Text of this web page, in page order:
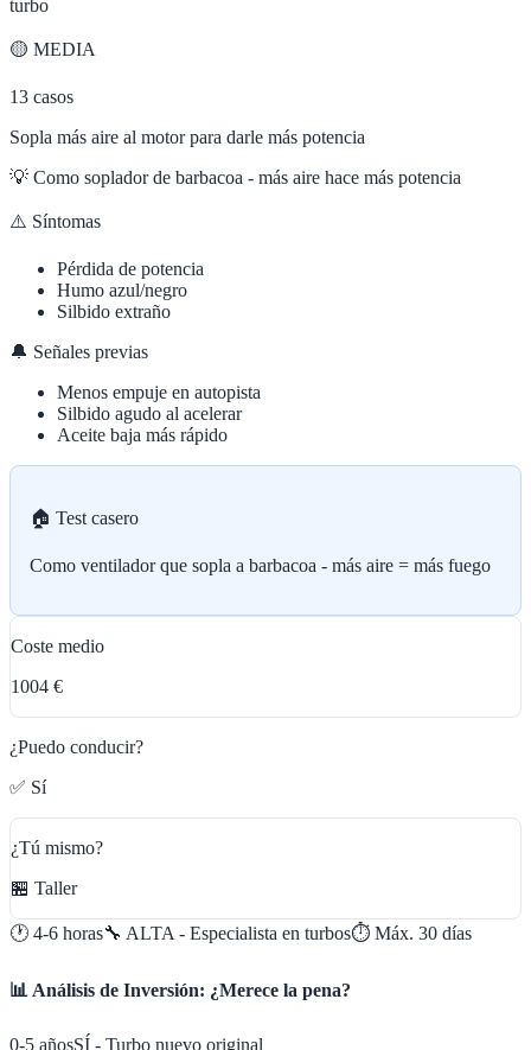
turbo
🟡 MEDIA
13 casos
Sopla más aire al motor para darle más potencia
💡 Como soplador de barbacoa - más aire hace más potencia
⚠️ Síntomas
Pérdida de potencia
Humo azul/negro
Silbido extraño
🔔 Señales previas
Menos empuje en autopista
Silbido agudo al acelerar
Aceite baja más rápido
🏠 Test casero
Como ventilador que sopla a barbacoa - más aire = más fuego
Coste medio
1004 €
¿Puedo conducir?
✅ Sí
¿Tú mismo?
🏪 Taller
🕐 4-6 horas🔧 ALTA - Especialista en turbos⏱️ Máx. 30 días
📊 Análisis de Inversión: ¿Merece la pena?
0-5 añosSÍ - Turbo nuevo original